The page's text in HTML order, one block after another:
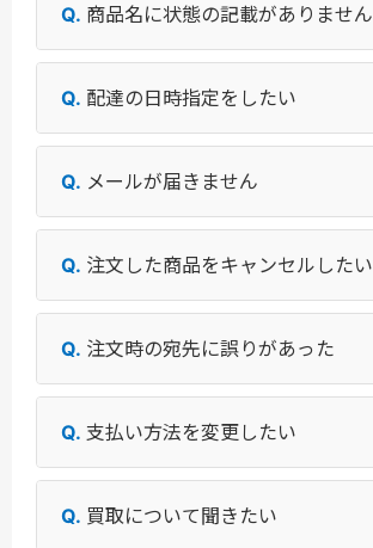
商品名に状態の記載がありません
配達の日時指定をしたい
メールが届きません
注文した商品をキャンセルしたい
注文時の宛先に誤りがあった
支払い方法を変更したい
買取について聞きたい